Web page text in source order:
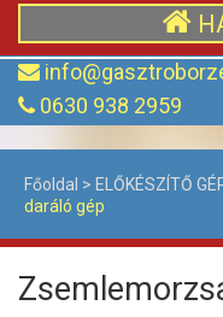
0630 938 2959
Főoldal > ELŐKÉSZÍTŐ
daráló gép